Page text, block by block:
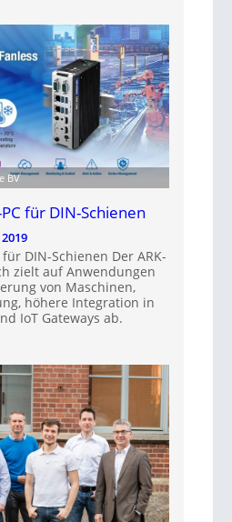
BV
für DIN-Schienen
DIN-Schienen Der ARK-
zielt auf Anwendungen
von Maschinen,
höhere Integration in
IoT Gateways ab.